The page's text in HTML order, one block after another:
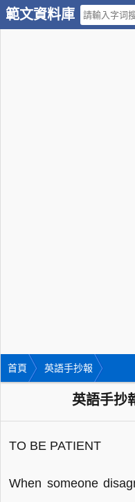
範文資料庫
首頁 英語手抄報
英語手抄
TO BE PATIENT
When someone